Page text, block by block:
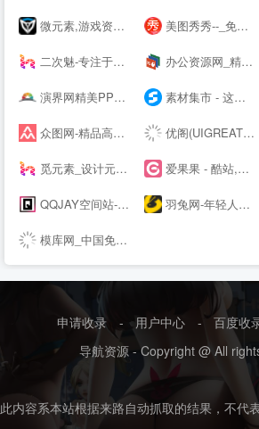
微元素,游戏资源下载,游戏原画,手机游戏资源,游戏开发资源 - Element3ds.com! 美图秀秀--_免费在线P图抠图拼图_证件照制作
二次魅-专注于分享国内外高清精品二次元电脑手机图片壁纸 办公资源网_精品PPT模板下载网站_海量办公素材资源可供下载_动起办公
演界网精美PPT模板会员免费下载_矢量图片素材多品类模板服务平台 素材集市 - 这里的素材有点酷！
众图网-精品高清设计图库-提供商用图片素材下载 优阁(UIGREAT) - UI设计师学习交流社区
觅元素_设计元素的免费下载网站_免抠素材51yuansu.com 爱果果 - 酷站,H5,UI,网页模板、素材免费下载,案例欣赏
QQJAY空间站-分享QQ网名 个性签名 QQ分组 日志 QQ头像 空间素材 QQ空间 皮肤等内容 羽兔网-年轻人都在用的自学设计平台
模库网_中国免费设计素材图片库_优质设计模板下载网站
申请收录 - 用户中心 - 百度收
导航资源 - Copyright @ All
此内容系本站根据来路自动抓取的结果，不代